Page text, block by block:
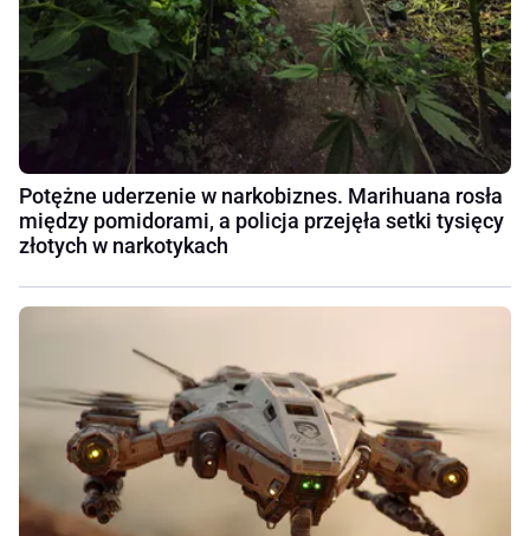
Potężne uderzenie w narkobiznes. Marihuana rosła
między pomidorami, a policja przejęła setki tysięcy
złotych w narkotykach